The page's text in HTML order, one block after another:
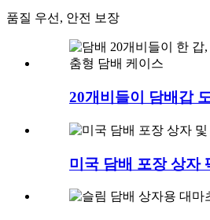
품질 우선, 안전 보장
20개비들이 담배갑
미국 담배 포장 상자